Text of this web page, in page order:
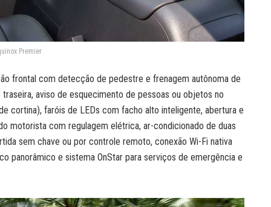
Premier
frontal com detecção de pedestre e frenagem autônoma de
aviso de esquecimento de pessoas ou objetos no
cortina), faróis de LEDs com facho alto inteligente, abertura e
motorista com regulagem elétrica, ar-condicionado de duas
sem chave ou por controle remoto, conexão Wi-Fi nativa
panorâmico e sistema OnStar para serviços de emergência e